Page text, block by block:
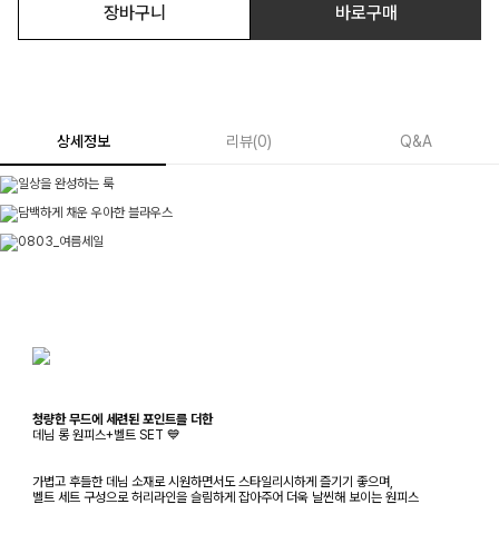
장바구니 바로구매
상세정보 리뷰(0) Q&A
청량한 무드에 세련된 포인트를 더한
데님 롱 원피스+벨트 SET 💙
가볍고 후들한 데님 소재로 시원하면서도 스타일리시하게 즐기기 좋으며,
벨트 세트 구성으로 허리라인을 슬림하게 잡아주어 더욱 날씬해 보이는 원피스